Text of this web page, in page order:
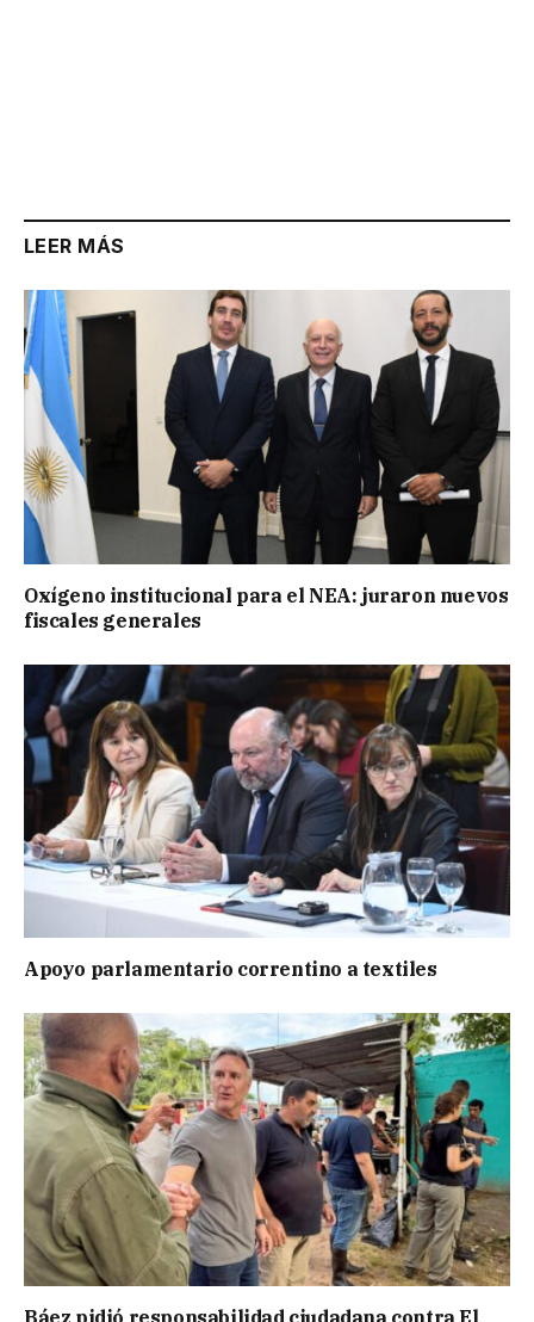
LEER MÁS
Oxígeno institucional para el NEA: juraron nuevos
fiscales generales
Apoyo parlamentario correntino a textiles